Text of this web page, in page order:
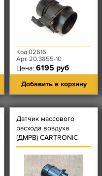
Код 02616
Арт. 20.3855-10
Цена: 6195 руб
Добавить в корзину
Датчик массового
расхода воздуха
(ДМРВ) CARTRONIC
(Аналог датчика
0280218220) ЗМЗ-409